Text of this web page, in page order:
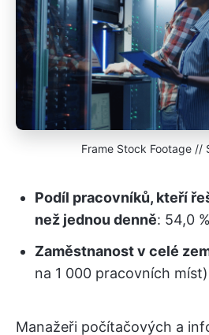
Frame Stock Footage //
Podíl pracovníků, kteří
než jednou denně: 54,0 %
Zaměstnanost v celé
na 1 000 pracovních míst)
Manažeři počítačových a